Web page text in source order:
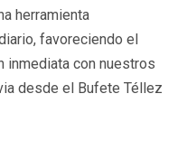
herramienta
favoreciendo el
inmediata con nuestros
desde el Bufete Téllez